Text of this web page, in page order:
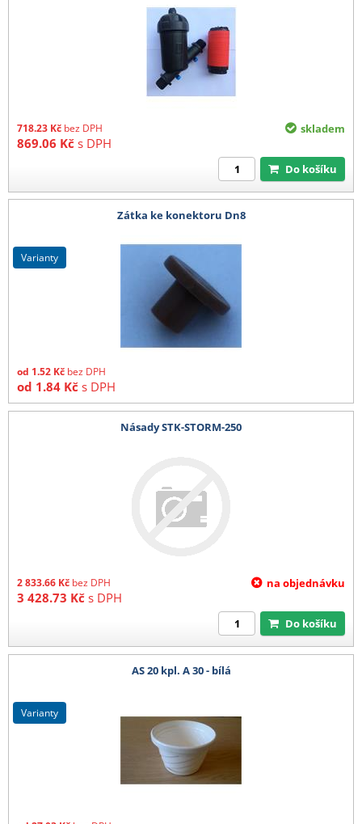
718.23 Kč bez DPH
869.06 Kč s DPH
skladem
Do košíku
Zátka ke konektoru Dn8
od 1.52 Kč bez DPH
od 1.84 Kč s DPH
varianty
Násady STK-STORM-250
2 833.66 Kč bez DPH
3 428.73 Kč s DPH
na objednávku
Do košíku
AS 20 kpl. A 30 - bílá
varianty